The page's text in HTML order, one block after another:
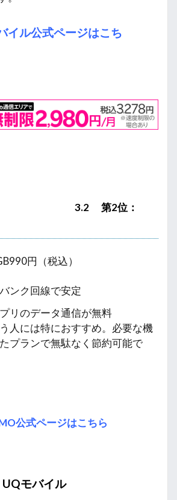
イル公式ページはこち
3.2 第2位：
円（税込）
ンク回線で安定
リのデータ通信が無料
人には特におすすめ。必要な機
プランで無駄なく節約可能で
公式ページはこちら
モバイル